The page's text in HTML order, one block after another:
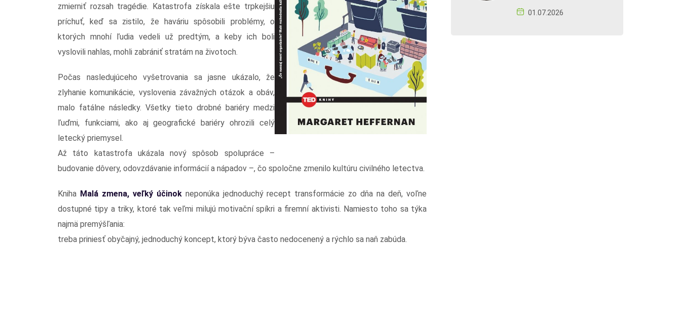
zmierniť rozsah tragédie. Katastrofa získala ešte trpkejšiu
príchuť, keď sa zistilo, že haváriu spôsobili problémy, o
ktorých mnohí ľudia vedeli už predtým, a keby ich boli
vyslovili nahlas, mohli zabrániť stratám na životoch.
Počas nasledujúceho vyšetrovania sa jasne ukázalo, že
zlyhanie komunikácie, vyslovenia závažných otázok a obáv,
malo fatálne následky. Všetky tieto drobné bariéry medzi
ľuďmi, funkciami, ako aj geografické bariéry ohrozili celý
letecký priemysel.
Až táto katastrofa ukázala nový spôsob spolupráce –
budovanie dôvery, odovzdávanie informácií a nápadov –, čo spoločne zmenilo kultúru civilného letectva.
Kniha Malá zmena, veľký účinokneponúka jednoduchý recept transformácie zo dňa na deň, voľne
dostupné tipy a triky, ktoré tak veľmi milujú motivační spíkri a firemní aktivisti. Namiesto toho sa týka
najmä premýšľania:
treba priniesť obyčajný, jednoduchý koncept, ktorý býva často nedocenený a rýchlo sa naň zabúda.
01.07.2026